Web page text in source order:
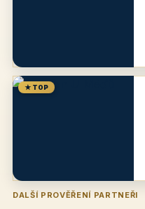
★ TOP
DALŠÍ PROVĚŘENÍ PARTNEŘI
Penzion U Zámku Pension Faber